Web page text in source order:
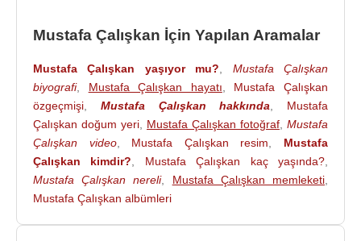
'nün kapatıldığını telsizden
duyunca, iki korumasıyla bölgeye hareket etti.
İstanbul İl Emniyet Müdürü olarak Mustafa Çalışkan
ve yanında bulunan iki korumasına köprüde
bulunan darbeci askerler tarafından ateş açıldı.
Çalışkan yara almadan olayı atlatırken,
korumalarından Terörle Mücadele Şube
Müdürlüğü'nde görevliMünir Alkanşehit oldu,
diğer polis memuruMehmet Önayise yaralandı.
Yara almadan kurtulan Çalışkan, daha sonra
yapılan tüm operasyonları koordine etti.
Mustafa Çalışkan İçin Yapılan Aramalar
Mustafa Çalışkan yaşıyor mu?, Mustafa Çalışkan
biyografi, Mustafa Çalışkan hayatı, Mustafa Çalışkan
özgeçmişi, Mustafa Çalışkan hakkında, Mustafa
Çalışkan doğum yeri, Mustafa Çalışkan fotoğraf, Mustafa
Çalışkan video, Mustafa Çalışkan resim, Mustafa
Çalışkan kimdir?, Mustafa Çalışkan kaç yaşında?,
Mustafa Çalışkan nereli, Mustafa Çalışkan memleketi,
Mustafa Çalışkan albümleri